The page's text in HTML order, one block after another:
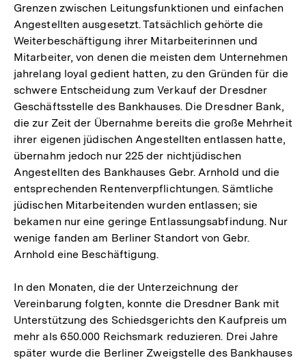
Grenzen zwischen Leitungsfunktionen und einfachen
Angestellten ausgesetzt. Tatsächlich gehörte die
Weiterbeschäftigung ihrer Mitarbeiterinnen und
Mitarbeiter, von denen die meisten dem Unternehmen
jahrelang loyal gedient hatten, zu den Gründen für die
schwere Entscheidung zum Verkauf der Dresdner
Geschäftsstelle des Bankhauses. Die Dresdner Bank,
die zur Zeit der Übernahme bereits die große Mehrheit
ihrer eigenen jüdischen Angestellten entlassen hatte,
übernahm jedoch nur 225 der nichtjüdischen
Angestellten des Bankhauses Gebr. Arnhold und die
entsprechenden Rentenverpflichtungen. Sämtliche
jüdischen Mitarbeitenden wurden entlassen; sie
bekamen nur eine geringe Entlassungsabfindung. Nur
wenige fanden am Berliner Standort von Gebr.
Arnhold eine Beschäftigung.
In den Monaten, die der Unterzeichnung der
Vereinbarung folgten, konnte die Dresdner Bank mit
Unterstützung des Schiedsgerichts den Kaufpreis um
mehr als 650.000 Reichsmark reduzieren. Drei Jahre
später wurde die Berliner Zweigstelle des Bankhauses